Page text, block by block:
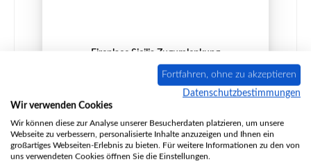
Fireplace Sicilia Zugumlenkung
01046205
Hersteller:Fireplace
Fortfahren, ohne zu akzeptieren
Datenschutzbestimmungen
Wir verwenden Cookies
Wir können diese zur Analyse unserer Besucherdaten platzieren, um unsere
Webseite zu verbessern, personalisierte Inhalte anzuzeigen und Ihnen ein
großartiges Webseiten-Erlebnis zu bieten. Für weitere Informationen zu den von
uns verwendeten Cookies öffnen Sie die Einstellungen.